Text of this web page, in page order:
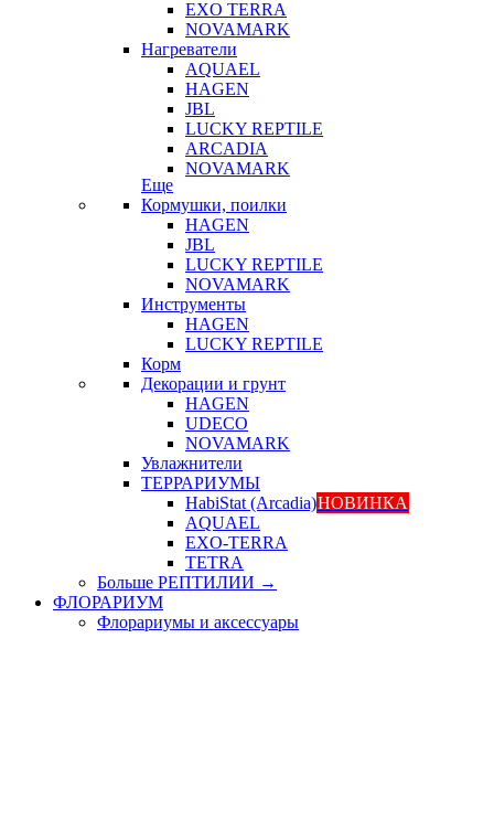
EXO TERRA
NOVAMARK
Нагреватели
AQUAEL
HAGEN
JBL
LUCKY REPTILE
ARCADIA
NOVAMARK
Еще
Кормушки, поилки
HAGEN
JBL
LUCKY REPTILE
NOVAMARK
Инструменты
HAGEN
LUCKY REPTILE
Корм
Декорации и грунт
HAGEN
UDECO
NOVAMARK
Увлажнители
ТЕРРАРИУМЫ
HabiStat (Arcadia)НОВИНКА
AQUAEL
EXO-TERRA
TETRA
Больше РЕПТИЛИИ →
ФЛОРАРИУМ
Флорариумы и аксессуары